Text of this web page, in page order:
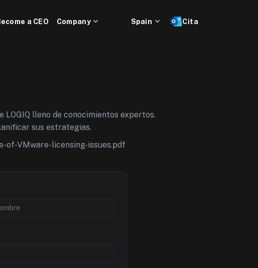
a CEO Company Spain Cita
lleno de conocimientos expertos.
sus estrategias.
VMware-licensing-issues.pdf